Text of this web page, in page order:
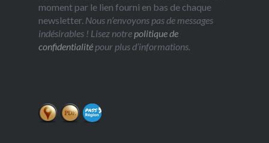
moment par le lien fourni en bas de chaque
newsletter. Nous n’envoyons pas de messages
indésirables ! Lisez notrepolitique de
confidentialitépour plus d’informations.